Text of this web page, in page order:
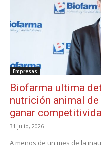
Empresas
Biofarma ultima
nutrición animal de
ganar
31 julio, 2026
A menos de un mes de la